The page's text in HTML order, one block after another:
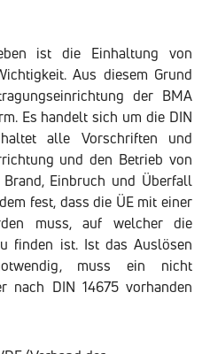
ist die Einhaltung von
Aus diesem Grund
der BMA
Es handelt sich um die DIN
alle Vorschriften und
und den Betrieb von
Einbruch und Überfall
fest, dass die ÜE mit einer
muss, auf welcher die
finden ist. Ist das Auslösen
muss ein nicht
nach DIN 14675 vorhanden